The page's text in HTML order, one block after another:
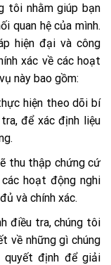
tôi nhằm giúp bạn
quan hệ của mình.
hiện đại và công
xác về các hoạt
này bao gồm:
hiện theo dõi bí
để xác định liệu
thu thập chứng cứ
hoạt động nghi
và chính xác.
điều tra, chúng tôi
về những gì chúng
định để giải